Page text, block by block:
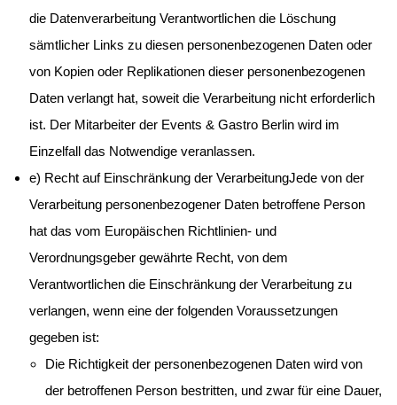
die Datenverarbeitung Verantwortlichen die Löschung
sämtlicher Links zu diesen personenbezogenen Daten oder
von Kopien oder Replikationen dieser personenbezogenen
Daten verlangt hat, soweit die Verarbeitung nicht erforderlich
ist. Der Mitarbeiter der Events & Gastro Berlin wird im
Einzelfall das Notwendige veranlassen.
e) Recht auf Einschränkung der VerarbeitungJede von der
Verarbeitung personenbezogener Daten betroffene Person
hat das vom Europäischen Richtlinien- und
Verordnungsgeber gewährte Recht, von dem
Verantwortlichen die Einschränkung der Verarbeitung zu
verlangen, wenn eine der folgenden Voraussetzungen
gegeben ist:
Die Richtigkeit der personenbezogenen Daten wird von
der betroffenen Person bestritten, und zwar für eine Dauer,